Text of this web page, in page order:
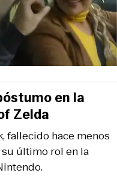
fallecido hace menos
último rol en la
en la
Zelda